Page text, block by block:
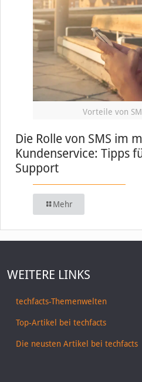
Vorteile von
Die Rolle von SMS im
Kundenservice: Tipps
Support
Mehr
WEITERE LINKS
techfacts-Themenwelten
Top-Artikel bei techfacts
Die neusten Artikel bei techfacts